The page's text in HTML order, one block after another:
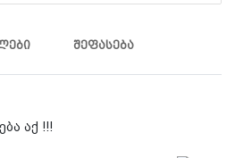
ᲨᲔᲤᲐᲡᲔᲑᲐ
აქ !!!